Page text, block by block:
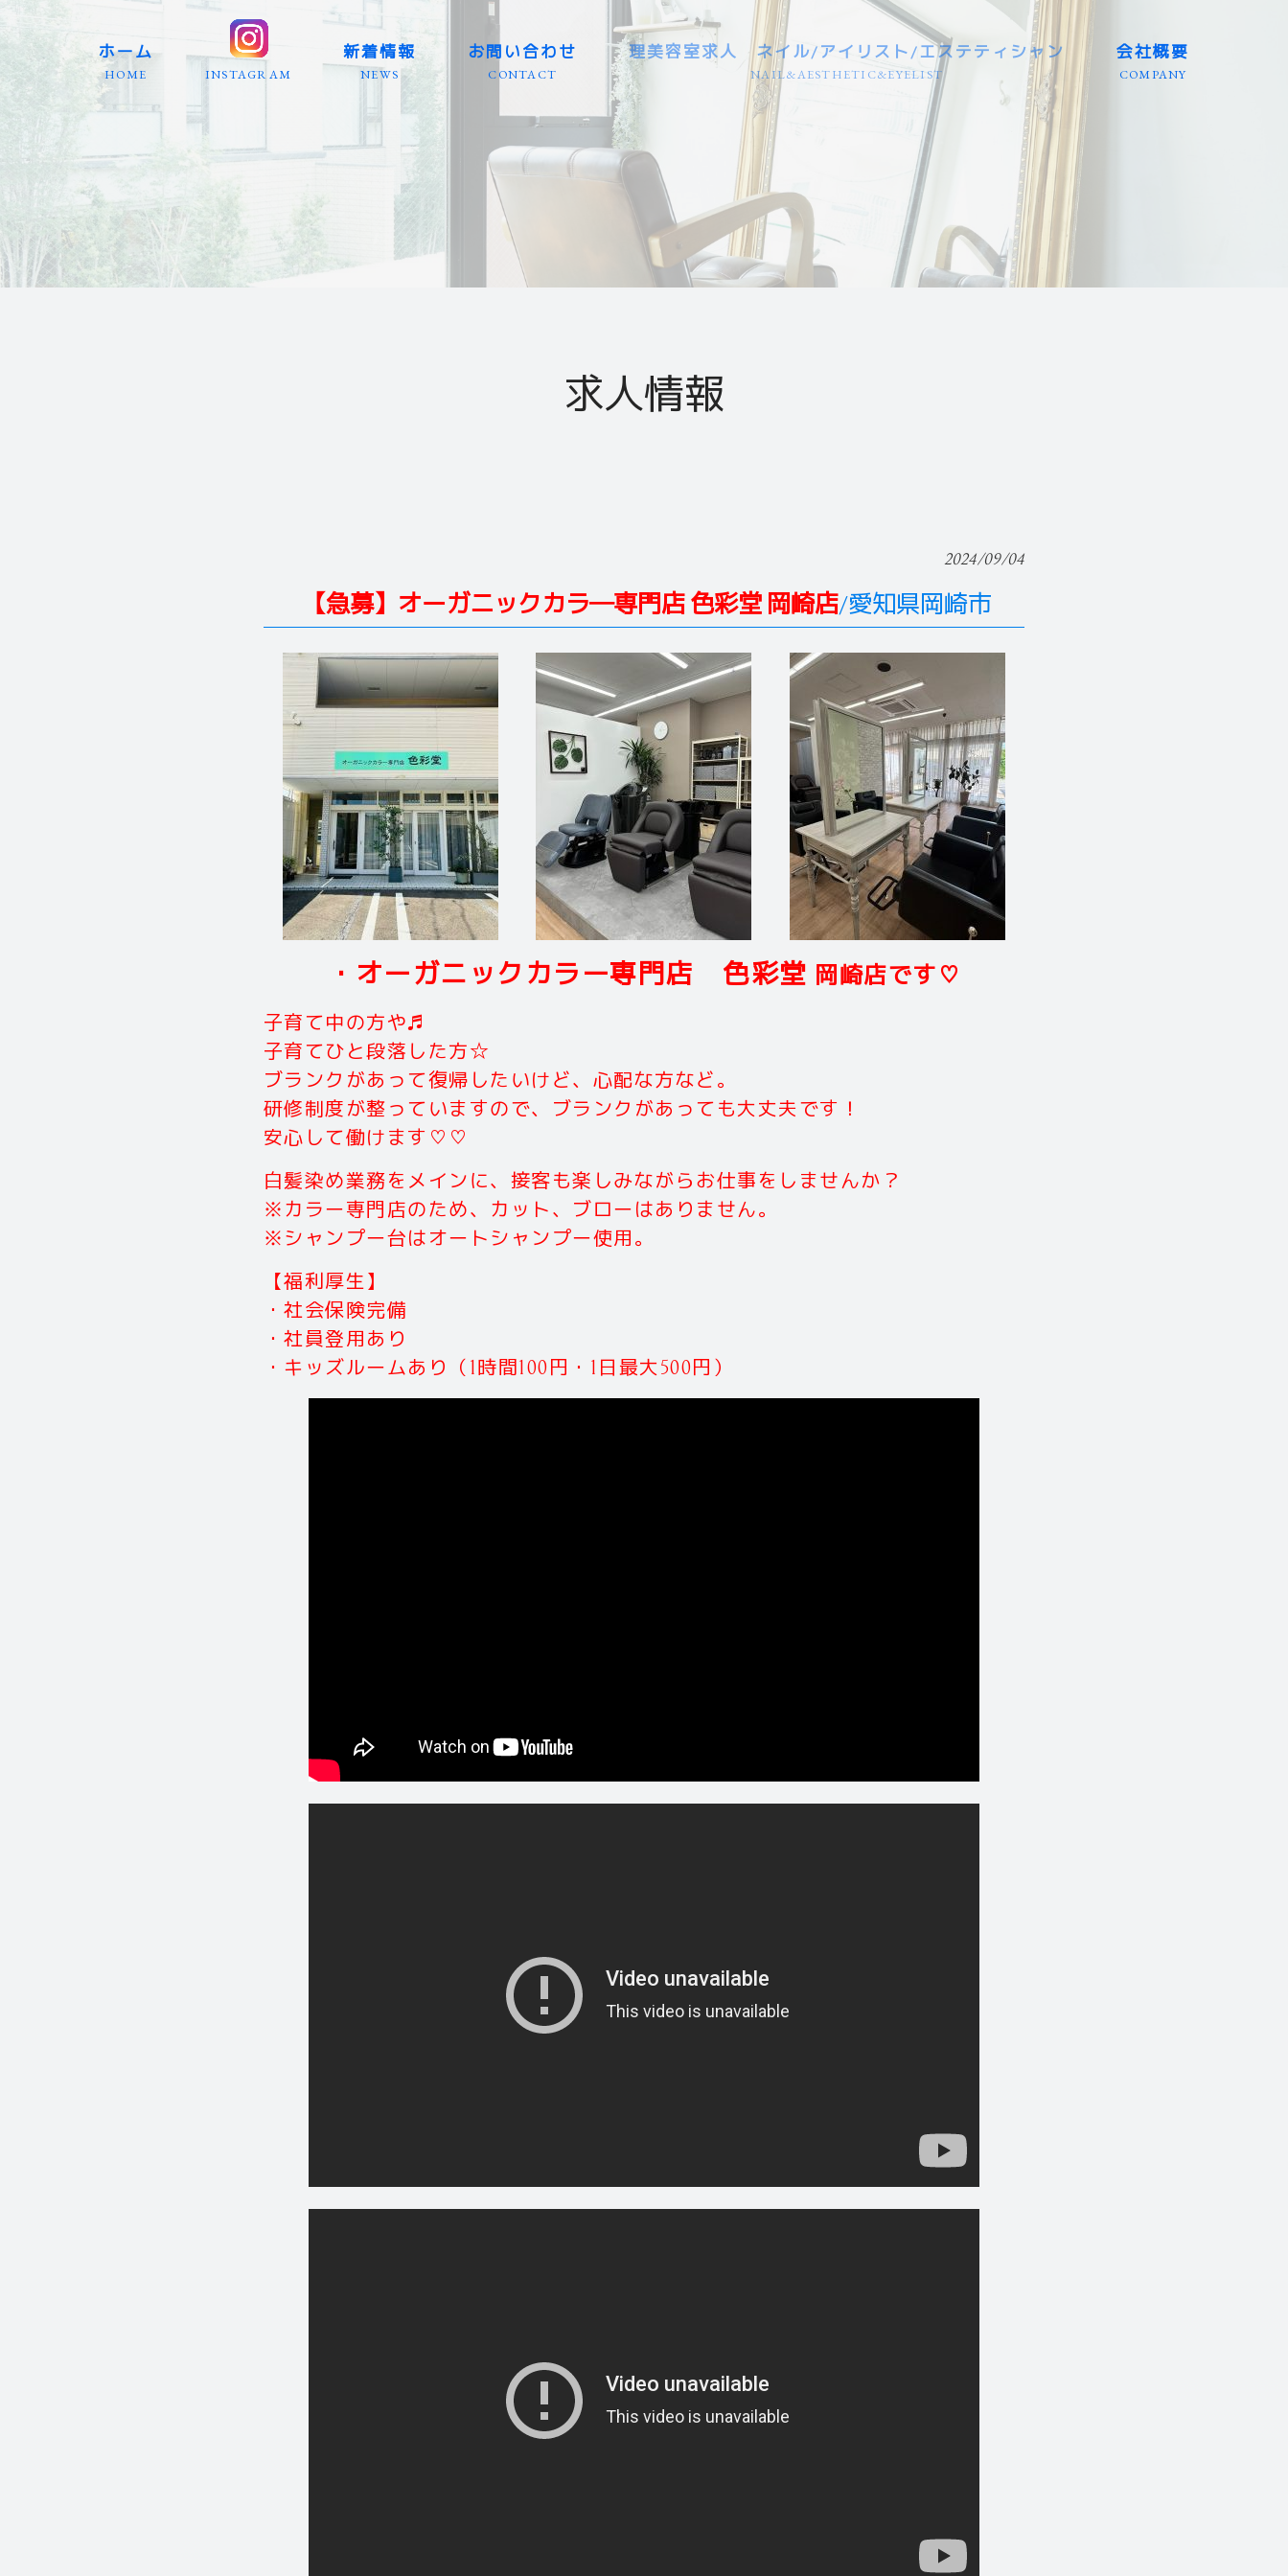
ホーム
HOME INSTAGRAM
新着情報
NEWS
お問い合わせ
CONTACT
理美容室求人 ネイル/アイリスト/エステティシャン
NAIL&AESTHETIC&EYELIST
東海エリア（大型店） 愛知/三重/静岡等
東海エリア（個人店） 愛知/三重/静岡等
岐阜県エリア（大型店・個人店）
業務委託（東海エリア） 愛知/岐阜/三重
カット専門（美容室） 全国エリア
理容室（バーバー） 全国エリア
カラーリスト（専門店） 全国エリア
アイリスト（専門店） 全国エリア
ネイリスト（専門店） 全国エリア
エステティシャン（専門店） 全国エリア
関東エリア 群馬/栃木/茨城/埼玉等
関西エリア 京都/滋賀/大阪/兵庫等
北海道・東北エリア 青森/秋田/岩手
九州・沖縄エリア 福岡/長崎/大分/沖縄
信越・北陸エリア 新潟/長野/富山等
中国・四国エリア 広島/山口/徳島等
会社概要
COMPANY
求人情報
2024/09/04
【急募】オーガニックカラ―専門店 色彩堂 岡崎店/愛知県岡崎市
・オーガニックカラー専門店 色彩堂 岡崎店です♡
子育て中の方や♬
子育てひと段落した方☆
ブランクがあって復帰したいけど、心配な方など。
研修制度が整っていますので、ブランクがあっても大丈夫です！
安心して働けます♡♡
白髪染め業務をメインに、接客も楽しみながらお仕事をしませんか？
※カラー専門店のため、カット、ブローはありません。
※シャンプー台はオートシャンプー使用。
【福利厚生】
・社会保険完備
・社員登用あり
・キッズルームあり（1時間100円・1日最大500円）